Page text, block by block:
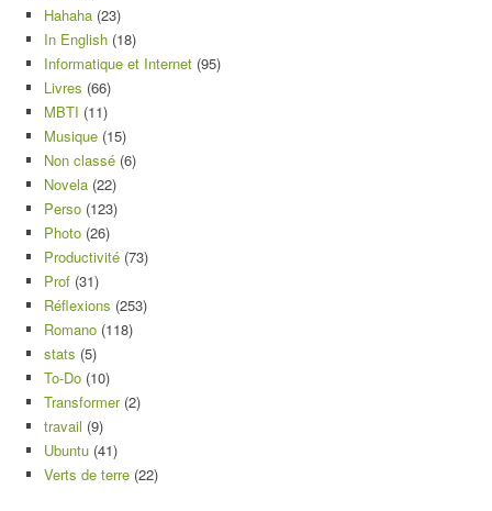
Hahaha (23)
In English (18)
Informatique et Internet (95)
Livres (66)
MBTI (11)
Musique (15)
Non classé (6)
Novela (22)
Perso (123)
Photo (26)
Productivité (73)
Prof (31)
Réflexions (253)
Romano (118)
stats (5)
To-Do (10)
Transformer(2)
travail (9)
Ubuntu (41)
Verts de terre (22)